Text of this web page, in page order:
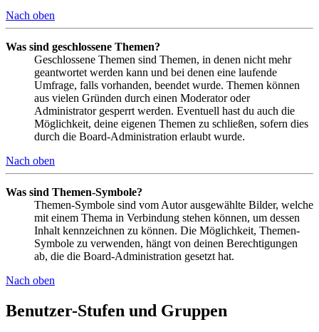
Nach oben
Was sind geschlossene Themen?
Geschlossene Themen sind Themen, in denen nicht mehr
geantwortet werden kann und bei denen eine laufende
Umfrage, falls vorhanden, beendet wurde. Themen können
aus vielen Gründen durch einen Moderator oder
Administrator gesperrt werden. Eventuell hast du auch die
Möglichkeit, deine eigenen Themen zu schließen, sofern dies
durch die Board-Administration erlaubt wurde.
Nach oben
Was sind Themen-Symbole?
Themen-Symbole sind vom Autor ausgewählte Bilder, welche
mit einem Thema in Verbindung stehen können, um dessen
Inhalt kennzeichnen zu können. Die Möglichkeit, Themen-
Symbole zu verwenden, hängt von deinen Berechtigungen
ab, die die Board-Administration gesetzt hat.
Nach oben
Benutzer-Stufen und Gruppen